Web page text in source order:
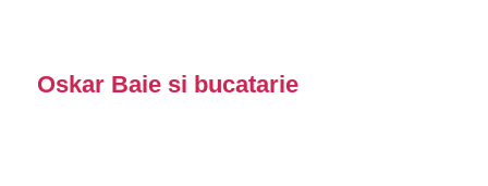
Oskar Baie si bucatarie